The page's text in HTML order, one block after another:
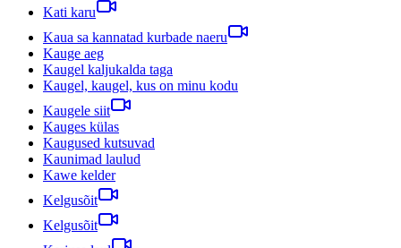
Kati karu
Kaua sa kannatad kurbade naeru
Kauge aeg
Kaugel kaljukalda taga
Kaugel, kaugel, kus on minu kodu
Kaugele siit
Kauges külas
Kaugused kutsuvad
Kaunimad laulud
Kawe kelder
Kelgusõit
Kelgusõit